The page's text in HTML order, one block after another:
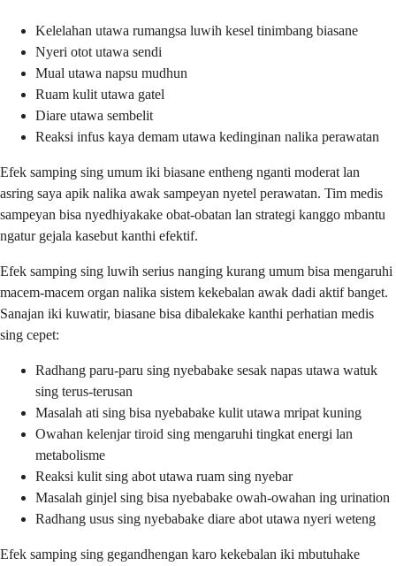
Kelelahan utawa rumangsa luwih kesel tinimbang biasane
Nyeri otot utawa sendi
Mual utawa napsu mudhun
Ruam kulit utawa gatel
Diare utawa sembelit
Reaksi infus kaya demam utawa kedinginan nalika perawatan
Efek samping sing umum iki biasane entheng nganti moderat lan
asring saya apik nalika awak sampeyan nyetel perawatan. Tim medis
sampeyan bisa nyedhiyakake obat-obatan lan strategi kanggo mbantu
ngatur gejala kasebut kanthi efektif.
Efek samping sing luwih serius nanging kurang umum bisa mengaruhi
macem-macem organ nalika sistem kekebalan awak dadi aktif banget.
Sanajan iki kuwatir, biasane bisa dibalekake kanthi perhatian medis
sing cepet:
Radhang paru-paru sing nyebabake sesak napas utawa watuk
sing terus-terusan
Masalah ati sing bisa nyebabake kulit utawa mripat kuning
Owahan kelenjar tiroid sing mengaruhi tingkat energi lan
metabolisme
Reaksi kulit sing abot utawa ruam sing nyebar
Masalah ginjel sing bisa nyebabake owah-owahan ing urination
Radhang usus sing nyebabake diare abot utawa nyeri weteng
Efek samping sing gegandhengan karo kekebalan iki mbutuhake